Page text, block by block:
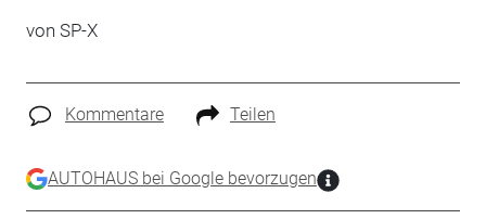
von SP-X
Kommentare Teilen
AUTOHAUS bei Google bevorzugen